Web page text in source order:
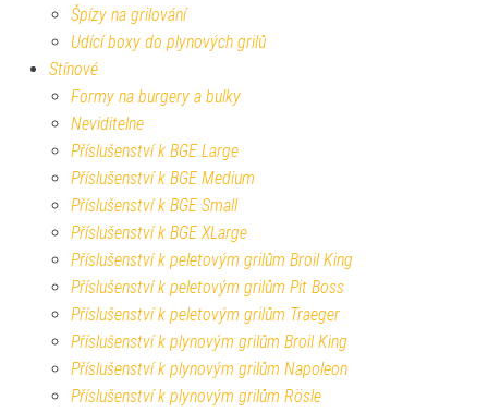
Špízy na grilování
Udící boxy do plynových grilů
Stínové
Formy na burgery a bulky
Neviditelne
Příslušenství k BGE Large
Příslušenství k BGE Medium
Příslušenství k BGE Small
Příslušenství k BGE XLarge
Příslušenství k peletovým grilům Broil King
Příslušenství k peletovým grilům Pit Boss
Příslušenství k peletovým grilům Traeger
Příslušenství k plynovým grilům Broil King
Příslušenství k plynovým grilům Napoleon
Příslušenství k plynovým grilům Rösle